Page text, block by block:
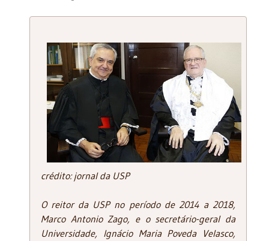
crédito: jornal da USP
O reitor da USP no período de 2014 a 2018,
Marco Antonio Zago, e o secretário-geral da
Universidade, Ignácio Maria Poveda Velasco,